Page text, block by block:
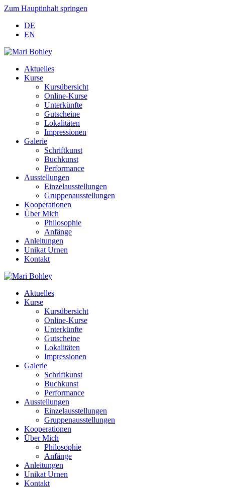
Zum Hauptinhalt springen
DE
EN
Aktuelles
Kurse
Kursübersicht
Online-Kurse
Unterkünfte
Gutscheine
Lokalitäten
Impressionen
Galerie
Schriftkunst
Buchkunst
Performance
Ausstellungen
Einzelausstellungen
Gruppenausstellungen
Kooperationen
Über Mich
Philosophie
Anfänge
Anleitungen
Unikat Urnen
Kontakt
Aktuelles
Kurse
Kursübersicht
Online-Kurse
Unterkünfte
Gutscheine
Lokalitäten
Impressionen
Galerie
Schriftkunst
Buchkunst
Performance
Ausstellungen
Einzelausstellungen
Gruppenausstellungen
Kooperationen
Über Mich
Philosophie
Anfänge
Anleitungen
Unikat Urnen
Kontakt